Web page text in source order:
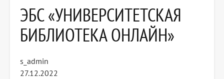
ЭБС «УНИВЕРСИТЕТСКАЯ
БИБЛИОТЕКА ОНЛАЙН»
s_admin
27.12.2022